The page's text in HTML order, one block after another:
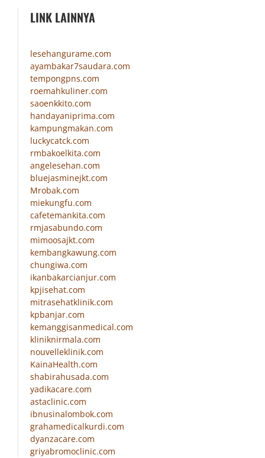
LINK LAINNYA
lesehangurame.com
ayambakar7saudara.com
tempongpns.com
roemahkuliner.com
saoenkkito.com
handayaniprima.com
kampungmakan.com
luckycatck.com
rmbakoelkita.com
angelesehan.com
bluejasminejkt.com
Mrobak.com
miekungfu.com
cafetemankita.com
rmjasabundo.com
mimoosajkt.com
kembangkawung.com
chungiwa.com
ikanbakarcianjur.com
kpjisehat.com
mitrasehatklinik.com
kpbanjar.com
kemanggisanmedical.com
kliniknirmala.com
nouvelleklinik.com
KainaHealth.com
shabirahusada.com
yadikacare.com
astaclinic.com
ibnusinalombok.com
grahamedicalkurdi.com
dyanzacare.com
griyabromoclinic.com